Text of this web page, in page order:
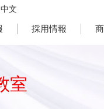
中文
採用情報
室